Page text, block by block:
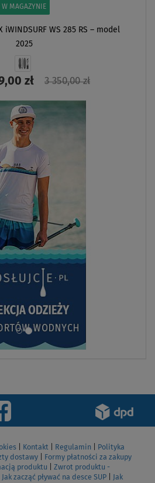
W MAGAZYNIE
iWINDSURF WS 285 RS – model
2025
zł 3 350,00 zł
ZOBACZ
Kontakt Regulamin
Polityka
dostawy
Formy płatności za zakupy
produktu
Zwrot produktu -
Jak zacząć pływać na desce SUP
Jak